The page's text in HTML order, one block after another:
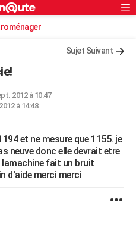
Sujet Suivant
2012 à 10:47
à 14:48
et ne mesure que 1155. je
neuve donc elle devrait etre
lamachine fait un bruit
d'aide merci merci